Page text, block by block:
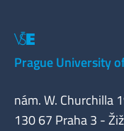
Prague University
nám. W. Churchilla
130 67 Praha 3 -